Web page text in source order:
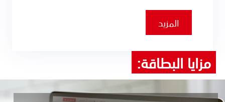
المزيد
مزايا البطاقة: